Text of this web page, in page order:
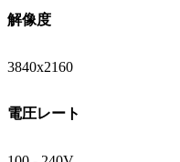
解像度
3840x2160
電圧レート